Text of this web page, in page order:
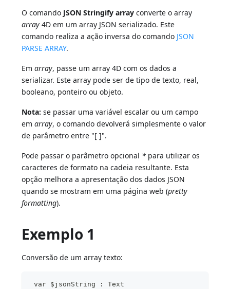
O comando JSON Stringify array converte o array
array 4D em um array JSON serializado. Este
comando realiza a ação inversa do comando JSON
PARSE ARRAY.
Emarray, passe um array 4D com os dados a
serializar. Este array pode ser de tipo de texto, real,
booleano, ponteiro ou objeto.
Nota: se passar uma variável escalar ou um campo
emarray, o comando devolverá simplesmente o valor
de parâmetro entre "[ ]".
Pode passar o parâmetro opcional * para utilizar os
caracteres de formato na cadeia resultante. Esta
opção melhora a apresentação dos dados JSON
quando se mostram em uma página web (pretty
formatting).
Exemplo 1
Conversão de um array texto:
var $jsonString : Text